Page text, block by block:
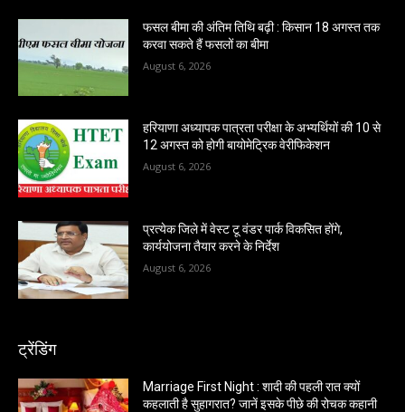
फसल बीमा की अंतिम तिथि बढ़ी : किसान 18 अगस्त तक
करवा सकते हैं फसलों का बीमा
August 6, 2026
हरियाणा अध्यापक पात्रता परीक्षा के अभ्यर्थियों की 10 से
12 अगस्त को होगी बायोमेट्रिक वेरीफिकेशन
August 6, 2026
प्रत्येक जिले में वेस्ट टू वंडर पार्क विकसित होंगे,
कार्ययोजना तैयार करने के निर्देश
August 6, 2026
ट्रेंडिंग
Marriage First Night : शादी की पहली रात क्यों
कहलाती है सुहागरात? जानें इसके पीछे की रोचक कहानी